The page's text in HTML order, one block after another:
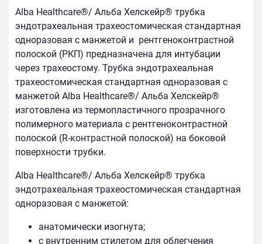
Alba Healthcare®/ Альба Хелскейр® трубка
эндотрахеальная трахеостомическая стандартная
одноразовая с манжетой и рентгеноконтрастной
полоской (РКП) предназначена для интубации
через трахеостому. Трубка эндотрахеальная
трахеостомическая стандартная одноразовая с
манжетой Alba Healthcare®/ Альба Хелскейр®
изготовлена из термопластичного прозрачного
полимерного материала с рентгеноконтрастной
полоской (R-контрастной полоской) на боковой
поверхности трубки.
Alba Healthcare®/ Альба Хелскейр® трубка
эндотрахеальная трахеостомическая стандартная
одноразовая с манжетой:
анатомически изогнута;
с внутренним стилетом для облегчения